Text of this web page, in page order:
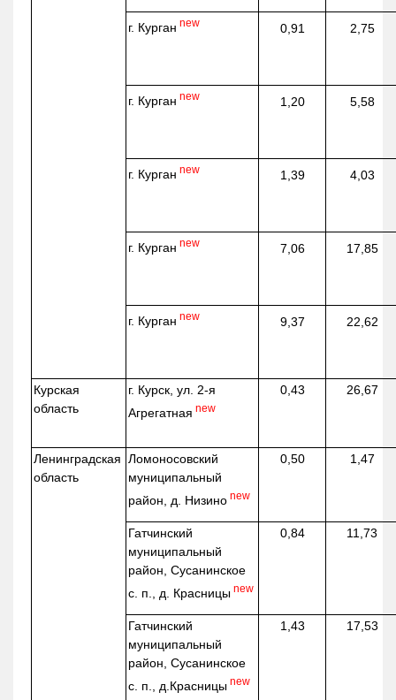
г. Курган new 0,91 2,75
г. Курган new 1,20 5,58
г. Курган new 1,39 4,03
г. Курган new 7,06 17,85
г. Курган new 9,37 22,62
Курская
область
г. Курск, ул. 2-я
Агрегатная new
0,43 26,67
Ленинградская
область
Ломоносовский
муниципальный
район, д. Низино new
0,50 1,47
Гатчинский
муниципальный
район, Сусанинское
с. п., д. Красницы new
0,84 11,73
Гатчинский
муниципальный
район, Сусанинское
с. п.,д.Красницы new
1,43 17,53